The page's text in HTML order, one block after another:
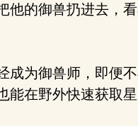
他的御兽扔进去，
成为御兽师，即便
能在野外快速获取